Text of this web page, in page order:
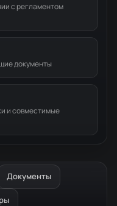
с регламентом
документы
и совместимые
Документы